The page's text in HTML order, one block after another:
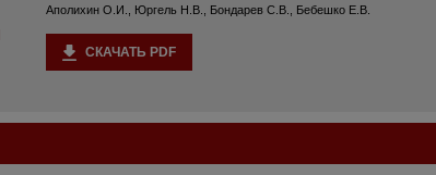
Аполихин О.И., Юргель Н.В., Бондарев С.В., Бебешко Е.В.
СКАЧАТЬ PDF